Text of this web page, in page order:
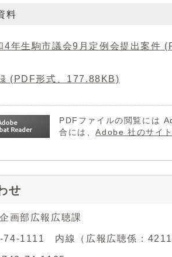
料
4年生駒市議会9月定例会提出案件
(PDF形式、177.88KB)
PDFファイルの閲覧には
合には、Adobe 社のサイ
せ
画部広報広聴課
74-1111 内線（広報広聴係：4211